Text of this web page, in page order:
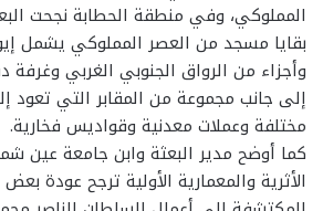
المملوكي، وفي منطقة الحطابة نجحت
بقايا مسجد من العصر المملوكي يشمل
وأجزاء من الرواق الجنوبي الغربي
إلى جانب مجموعة من المقابر التي تعود
مختلفة وعملات معدنية وقواديس فخارية.
كما ​أوضح مدير البعثة وابن جامعة عين
الأثرية والمعمارية الأولية ترجح عودة